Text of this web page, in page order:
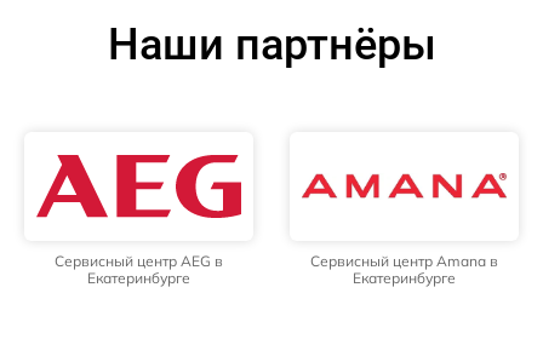
Наши партнёры
Сервисный центр AEG в
Екатеринбурге
Сервисный центр Amana в
Екатеринбурге